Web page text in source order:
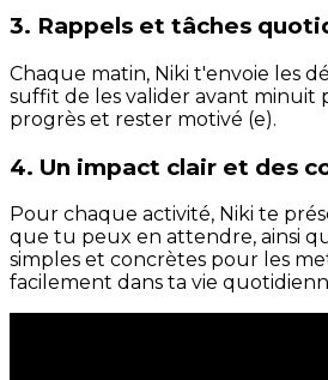
3. Rappels et tâches
Chaque matin, Niki t'envoie les
suffit de les valider avant minuit
progrès et rester motivé (e).
4. Un impact clair et des
Pour chaque activité, Niki te
que tu peux en attendre, ainsi
simples et concrètes pour les
facilement dans ta vie